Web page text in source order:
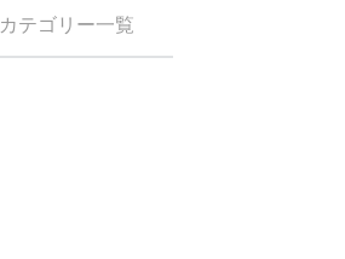
カテゴリー一覧